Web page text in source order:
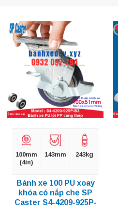
100mm
(4in)
143mm 243kg
Bánh xe 100 PU xoay
khóa có nắp che SP
Caster S4-4209-925P-